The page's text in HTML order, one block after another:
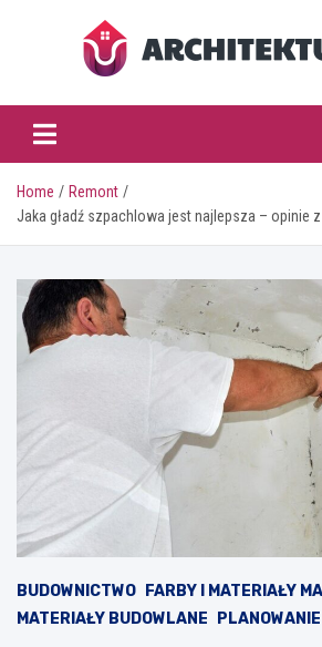
Home
Remont
Jaka gładź szpachlowa jest najlepsza – opinie
BUDOWNICTWO
FARBY I MATERIAŁY
MATERIAŁY BUDOWLANE